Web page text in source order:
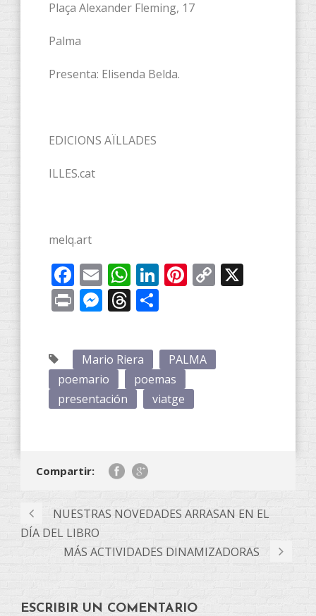
Plaça Alexander Fleming, 17
Palma
Presenta: Elisenda Belda.
EDICIONS AÏLLADES
ILLES.cat
melq.art
Facebook
EmailWhatsApp
LinkedIn
Pinterest
Copy
PrintMessenger
Threads
Mario Riera
PALMA
poemario
poemas
presentación
viatge
Compartir:
NUESTRAS NOVEDADES ARRASAN EN EL
DÍA DEL LIBRO
MÁS ACTIVIDADES DINAMIZADORAS
ESCRIBIR UN COMENTARIO